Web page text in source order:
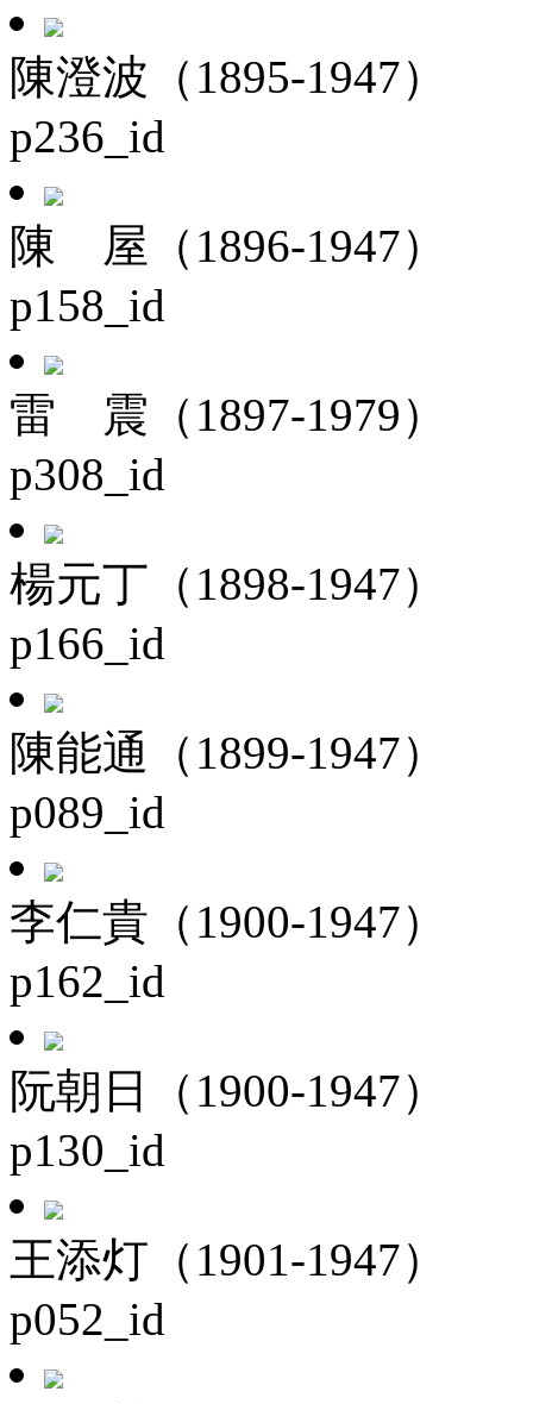
陳澄波（1895-1947）
p236_id
陳 屋（1896-1947）
p158_id
雷 震（1897-1979）
p308_id
楊元丁（1898-1947）
p166_id
陳能通（1899-1947）
p089_id
李仁貴（1900-1947）
p162_id
阮朝日（1900-1947）
p130_id
王添灯（1901-1947）
p052_id